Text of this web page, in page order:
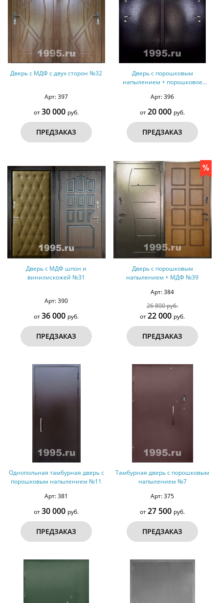
Дверь с МДФ с двух сторон №32
Арт: 397
от30 000 руб.
ПРЕДЗАКАЗ
Дверь с порошковым
напылением + порошковое
Арт: 396
от20 000 руб.
ПРЕДЗАКАЗ
Дверь с МДФ шпон и
винилискожей №31
Арт: 390
от36 000 руб.
ПРЕДЗАКАЗ
Дверь с порошковым
напылением + МДФ №39
Арт: 384
26 800 руб.
от22 000 руб.
ПРЕДЗАКАЗ
Однопольная тамбурная дверь с
порошковым напылением №11
Арт: 381
от30 000 руб.
ПРЕДЗАКАЗ
Тамбурная дверь с порошковым
напылением №7
Арт: 375
от27 500 руб.
ПРЕДЗАКАЗ